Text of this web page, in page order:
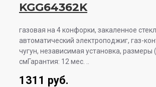
KGG64362K
газовая на 4 конфорки, закаленное
автоматический электроподжиг, газ-
чугун, независимая установка, размеры
смГарантия: 12 мес. ..
1311 руб.